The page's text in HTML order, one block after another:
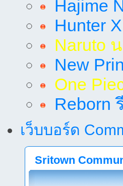
Hajime
Hunter
Naruto
New
One
Reborn
เว็บบอร์ด
Sritown